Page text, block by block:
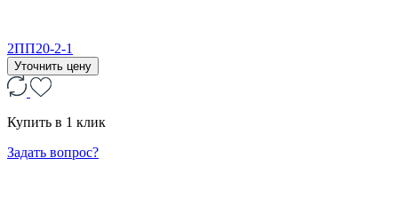
2ПП20-2-1
Уточнить цену
Купить в 1 клик
Задать вопрос?